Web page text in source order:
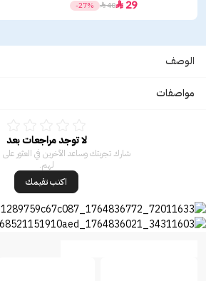
29

40

-27%
الوصف
مواصفات
لا توجد مراجعات بعد
شارك تجربتك وساعد الآخرين في العثور على
لهم.
اكتب تقيمك